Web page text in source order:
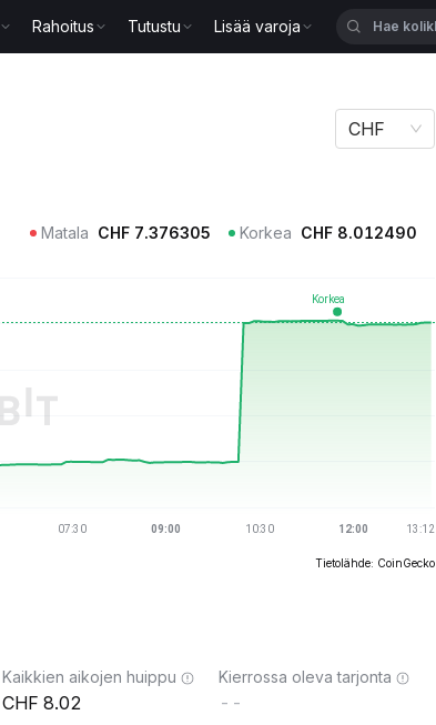
Rahoitus Tutustu Lisää varoja
CHF
Matala CHF 7.376305 Korkea CHF 8.012490
Tietolähde: CoinGecko
Kaikkien aikojen huippu
8.02
Kierrossa oleva tarjonta
--